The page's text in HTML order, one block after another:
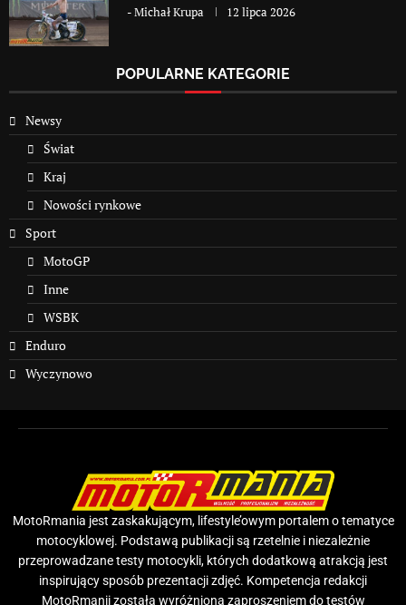
-Michał Krupa 12 lipca 2026
POPULARNE KATEGORIE
Newsy
Świat
Kraj
Nowości rynkowe
Sport
MotoGP
Inne
WSBK
Enduro
Wyczynowo
MotoRmania jest zaskakującym, lifestyle’owym portalem o tematyce
motocyklowej. Podstawą publikacji są rzetelnie i niezależnie
przeprowadzane testy motocykli, których dodatkową atrakcją jest
inspirujący sposób prezentacji zdjęć. Kompetencja redakcji
MotoRmanii została wyróżniona zaproszeniem do testów